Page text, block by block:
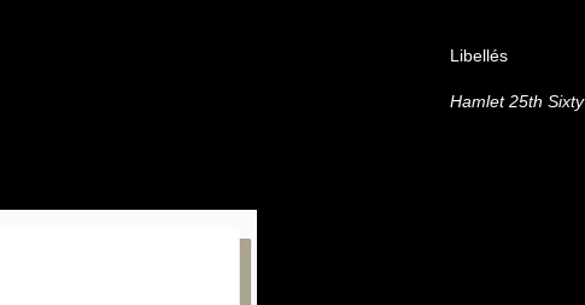
Libellés
Hamlet 25th Sixty